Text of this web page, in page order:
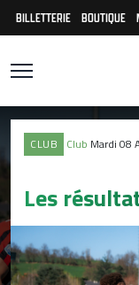
BILLETTERIE BOUTIQUE
CLUB Club Mardi 08
Les